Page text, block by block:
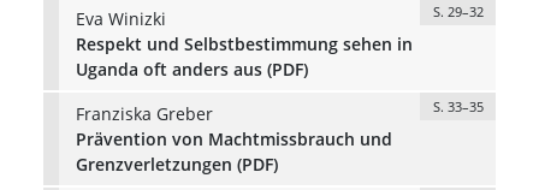
Eva Winizki
S. 29–32
Respekt und Selbstbestimmung sehen in
Uganda oft anders aus (PDF)
Franziska Greber
S. 33–35
Prävention von Machtmissbrauch und
Grenzverletzungen (PDF)